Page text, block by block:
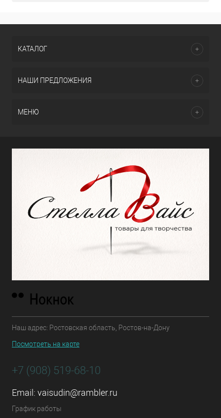
КАТАЛОГ
НАШИ ПРЕДЛОЖЕНИЯ
МЕНЮ
Наш адрес: Ростовская область, Ростов-на-Дону
Посмотреть на карте
+7 (908) 519-68-10
Email: vaisudin@rambler.ru
График работы